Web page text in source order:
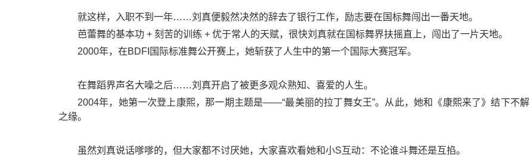
就这样，入职不到一年……刘真便毅然决然的辞去了银行工作，励志要在国标舞闯出一番天地。
芭蕾舞的基本功 + 刻苦的训练 + 优于常人的天赋，很快刘真就在国标舞界扶摇直上，闯出了一片天地。
2000年，在BDFI国际标准舞公开赛上，她斩获了人生中的第一个国际大赛冠军。
在舞蹈界声名大噪之后……刘真开启了被更多观众熟知、喜爱的人生。
2004年，她第一次登上康熙，那一期主题是——“最美丽的拉丁舞女王”。从此，她和《康熙来了》结下不解
之缘。
虽然刘真说话嗲嗲的，但大家都不讨厌她，大家喜欢看她和小S互动：不论谁斗舞还是互掐。